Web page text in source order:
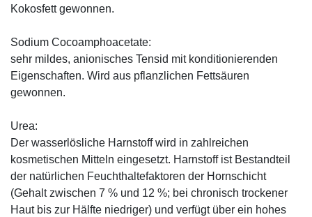
Kokosfett gewonnen.
Sodium Cocoamphoacetate:
sehr mildes, anionisches Tensid mit konditionierenden
Eigenschaften. Wird aus pflanzlichen Fettsäuren
gewonnen.
Urea:
Der wasserlösliche Harnstoff wird in zahlreichen
kosmetischen Mitteln eingesetzt. Harnstoff ist Bestandteil
der natürlichen Feuchthaltefaktoren der Hornschicht
(Gehalt zwischen 7 % und 12 %; bei chronisch trockener
Haut bis zur Hälfte niedriger) und verfügt über ein hohes